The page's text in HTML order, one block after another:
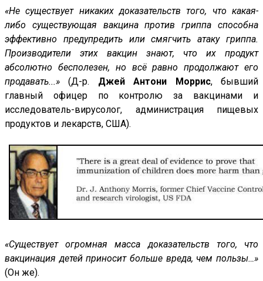
«Не существует никаких доказательств того, что какая-
либо существующая вакцина против гриппа способна
эффективно предупредить или смягчить атаку гриппа.
Производители этих вакцин знают, что их продукт
абсолютно бесполезен, но всё равно продолжают его
продавать...» (Д-р. Джей Антони Моррис, бывший
главный офицер по контролю за вакцинами и
исследователь-вирусолог, администрация пищевых
продуктов и лекарств, США).
«Существует огромная масса доказательств того, что
вакцинация детей приносит больше вреда, чем пользы…»
(Он же).